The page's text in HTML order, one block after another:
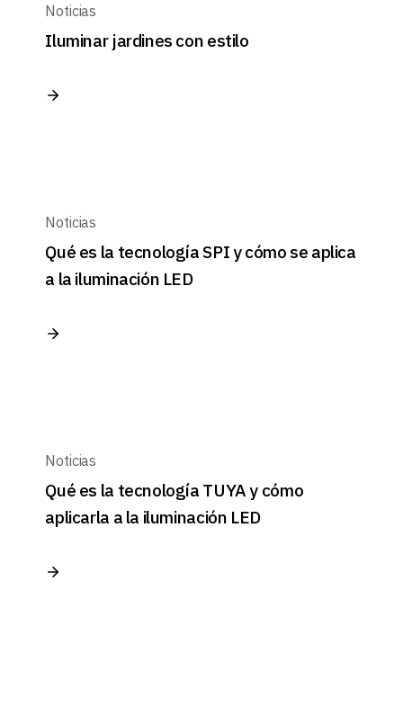
Noticias
Iluminar jardines con estilo
Noticias
Qué es la tecnología SPI y cómo se aplica
a la iluminación LED
Noticias
Qué es la tecnología TUYA y cómo
aplicarla a la iluminación LED